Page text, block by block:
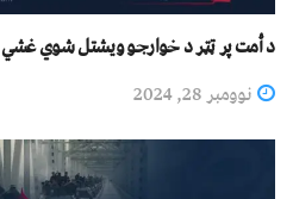
د أمت پر ټټر د خوارجو ویشتل شوي غشي
نوومبر 28, 2024